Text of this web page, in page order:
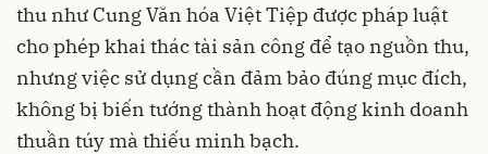
thu như Cung Văn hóa Việt Tiệp được pháp luật
cho phép khai thác tài sản công để tạo nguồn thu,
nhưng việc sử dụng cần đảm bảo đúng mục đích,
không bị biến tướng thành hoạt động kinh doanh
thuần túy mà thiếu minh bạch.